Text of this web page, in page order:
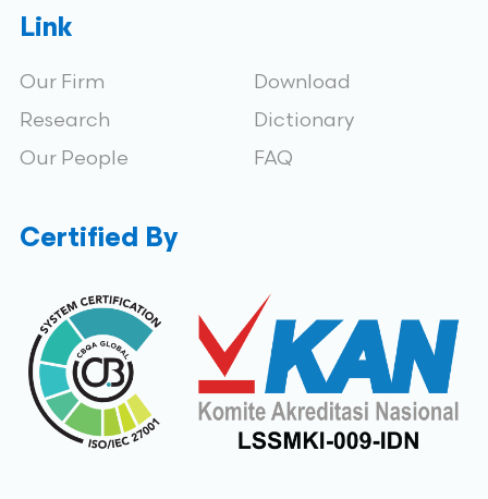
Link
Our Firm
Research
Our People
Download
Dictionary
FAQ
Certified By